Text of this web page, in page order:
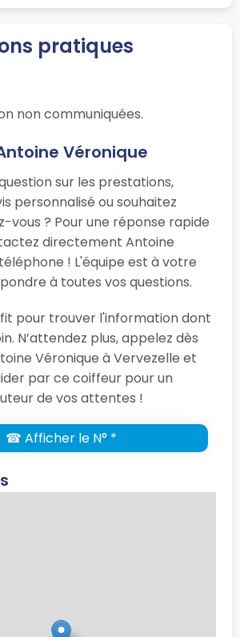
pratiques
non communiquées.
Véronique
sur les prestations,
personnalisé ou souhaitez
vous ? Pour une réponse rapide
directement Antoine
! L'équipe est à votre
à toutes vos questions.
pour trouver l'information dont
N’attendez plus, appelez dès
Véronique à Vervezelle et
par ce coiffeur pour un
de vos attentes !
☎ Afficher le N° *